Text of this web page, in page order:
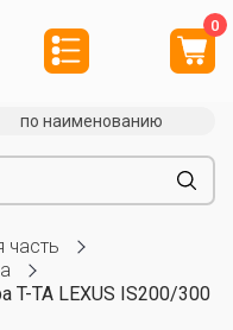
0
по наименованию
часть
T-TA LEXUS IS200/300